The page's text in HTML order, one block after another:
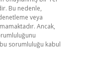
Bu nedenle,
veya
Ancak,
sorumluluğu kabul